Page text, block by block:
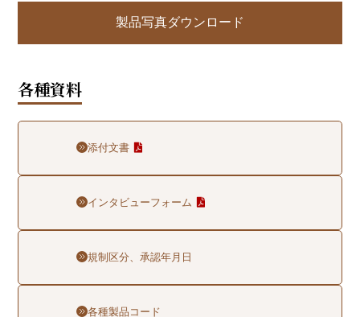
製品写真ダウンロード
各種資料
添付文書
インタビューフォーム
規制区分、承認年月日
各種製品コード